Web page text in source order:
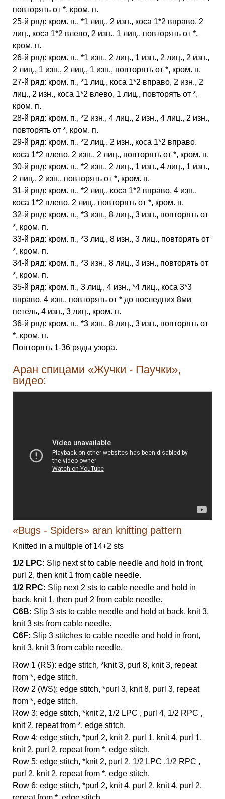
повторять от *, кром. п.
25-й ряд: кром. п., *1 лиц., 2 изн., коса 1*2 вправо, 2
лиц., коса 1*2 влево, 2 изн., 1 лиц., повторять от *,
кром. п.
26-й ряд: кром. п., *1 изн., 2 лиц., 1 изн., 2 лиц., 2 изн.,
2 лиц., 1 изн., 2 лиц., 1 изн., повторять от *, кром. п.
27-й ряд: кром. п., *1 лиц., коса 1*2 вправо, 2 изн., 2
лиц., 2 изн., коса 1*2 влево, 1 лиц., повторять от *,
кром. п.
28-й ряд: кром. п., *2 изн., 4 лиц., 2 изн., 4 лиц., 2 изн.,
повторять от *, кром. п.
29-й ряд: кром. п., *2 лиц., 2 изн., коса 1*2 вправо,
коса 1*2 влево, 2 изн., 2 лиц., повторять от *, кром. п.
30-й ряд: кром. п., *2 изн., 2 лиц., 1 изн., 4 лиц., 1 изн.,
2 лиц., 2 изн., повторять от *, кром. п.
31-й ряд: кром. п., *2 лиц., коса 1*2 вправо, 4 изн.,
коса 1*2 влево, 2 лиц., повторять от *, кром. п.
32-й ряд: кром. п., *3 изн., 8 лиц., 3 изн., повторять от
*, кром. п.
33-й ряд: кром. п., *3 лиц., 8 изн., 3 лиц., повторять от
*, кром. п.
34-й ряд: кром. п., *3 изн., 8 лиц., 3 изн., повторять от
*, кром. п.
35-й ряд: кром. п., 3 лиц., 4 изн., *4 лиц., коса 3*3
вправо, 4 изн., повторять от * до последних 8ми
петель, 4 изн., 3 лиц., кром. п.
36-й ряд: кром. п., *3 изн., 8 лиц., 3 изн., повторять от
*, кром. п.
Повторять 1-36 ряды узора.
Аран спицами «Жучки - Паучки»,
видео:
«Bugs - Spiders» aran knitting pattern
Knitted in a multiple of 14+2 sts
1/2 LPC: Slip next st to cable needle and hold in front,
purl 2, then knit 1 from cable needle.
1/2 RPC: Slip next 2 sts to cable needle and hold in
back, knit 1, then purl 2 from cable needle.
C6B: Slip 3 sts to cable needle and hold at back, knit 3,
knit 3 sts from cable needle.
C6F: Slip 3 stitches to cable needle and hold in front,
knit 3, knit 3 from cable needle.
Row 1 (RS): edge stitch, *knit 3, purl 8, knit 3, repeat
from *, edge stitch.
Row 2 (WS): edge stitch, *purl 3, knit 8, purl 3, repeat
from *, edge stitch.
Row 3: edge stitch, *knit 2, 1/2 LPC , purl 4, 1/2 RPC ,
knit 2, repeat from *, edge stitch.
Row 4: edge stitch, *purl 2, knit 2, purl 1, knit 4, purl 1,
knit 2, purl 2, repeat from *, edge stitch.
Row 5: edge stitch, *knit 2, purl 2, 1/2 LPC ,1/2 RPC ,
purl 2, knit 2, repeat from *, edge stitch.
Row 6: edge stitch, *purl 2, knit 4, purl 2, knit 4, purl 2,